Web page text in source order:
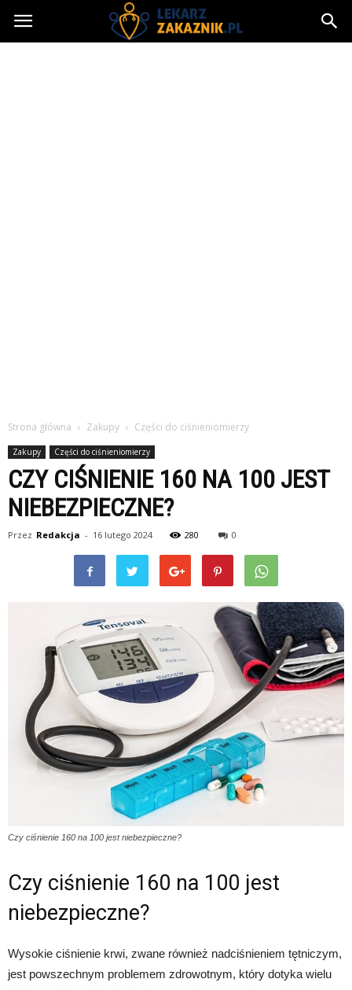
Lekarzzakaznik.pl
Strona główna Zakupy Części do ciśnieniomierzy
Zakupy Części do ciśnieniomierzy
CZY CIŚNIENIE 160 NA 100 JEST
NIEBEZPIECZNE?
Przez Redakcja - 16 lutego 2024 280 0
Czy ciśnienie 160 na 100 jest niebezpieczne?
Czy ciśnienie 160 na 100 jest
niebezpieczne?
Wysokie ciśnienie krwi, zwane również nadciśnieniem tętniczym,
jest powszechnym problemem zdrowotnym, który dotyka wielu